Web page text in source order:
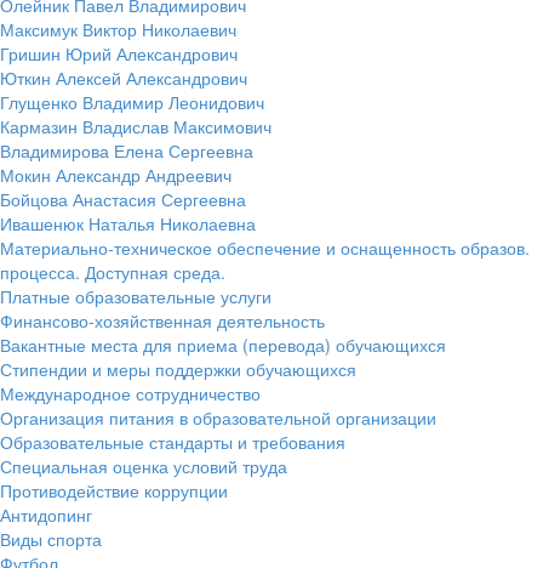
Олейник Павел Владимирович
Максимук Виктор Николаевич
Гришин Юрий Александрович
Юткин Алексей Александрович
Глущенко Владимир Леонидович
Кармазин Владислав Максимович
Владимирова Елена Сергеевна
Мокин Александр Андреевич
Бойцова Анастасия Сергеевна
Ивашенюк Наталья Николаевна
Материально-техническое обеспечение и оснащенность образов.
процесса. Доступная среда.
Платные образовательные услуги
Финансово-хозяйственная деятельность
Вакантные места для приема (перевода) обучающихся
Стипендии и меры поддержки обучающихся
Международное сотрудничество
Организация питания в образовательной организации
Образовательные стандарты и требования
Специальная оценка условий труда
Противодействие коррупции
Антидопинг
Виды спорта
Футбол